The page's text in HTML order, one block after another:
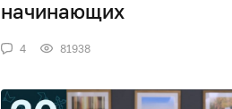
начинающих
4 81938